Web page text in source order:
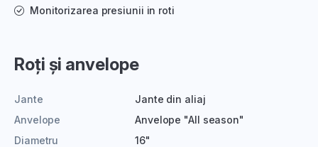
Monitorizarea presiunii in roti
Roți și anvelope
Jante
Jante din aliaj
Anvelope
Anvelope "All season"
Diametru
16"